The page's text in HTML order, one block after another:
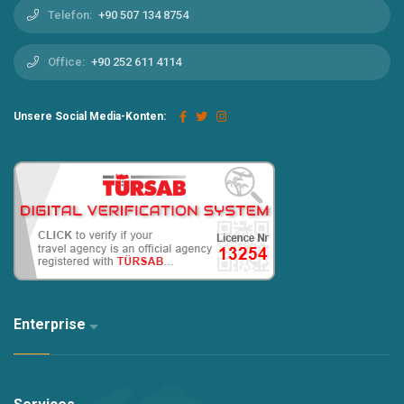
Telefon: +90 507 134 8754
Office: +90 252 611 4114
Unsere Social Media-Konten:
Enterprise